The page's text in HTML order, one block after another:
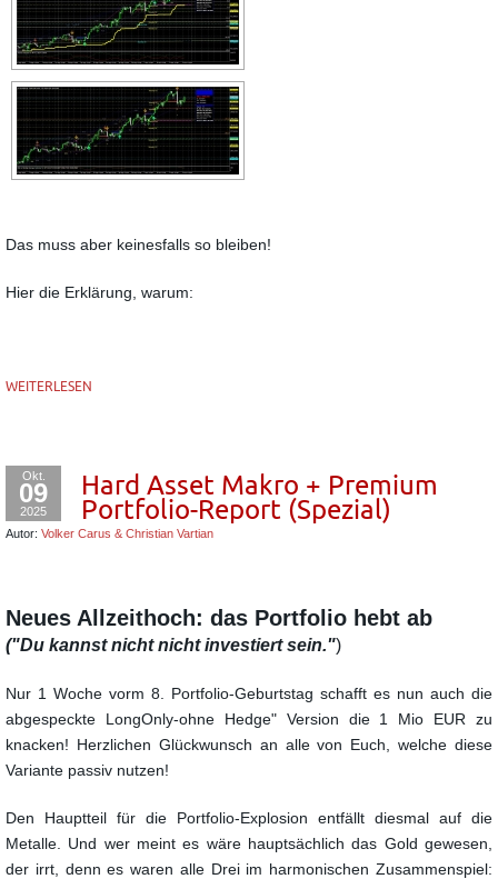
Das muss aber keinesfalls so bleiben!
Hier die Erklärung, warum:
WEITERLESEN
Okt.
09
2025
Hard Asset Makro + Premium
Portfolio-Report (Spezial)
Autor: Volker Carus & Christian Vartian
Neues Allzeithoch: das Portfolio hebt ab
("Du kannst nicht nicht investiert sein.")
Nur 1 Woche vorm 8. Portfolio-Geburtstag schafft es nun auch die
abgespeckte LongOnly-ohne Hedge" Version die 1 Mio EUR zu
knacken! Herzlichen Glückwunsch an alle von Euch, welche diese
Variante passiv nutzen!
Den Hauptteil für die Portfolio-Explosion entfällt diesmal auf die
Metalle. Und wer meint es wäre hauptsächlich das Gold gewesen,
der irrt, denn es waren alle Drei im harmonischen Zusammenspiel: